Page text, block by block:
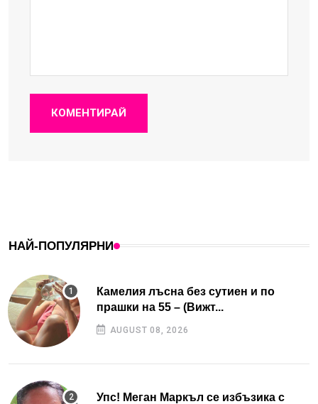
КОМЕНТИРАЙ
НАЙ-ПОПУЛЯРНИ
Камелия лъсна без сутиен и по
прашки на 55 – (Вижт...
AUGUST 08, 2026
Упс! Меган Маркъл се избъзика с